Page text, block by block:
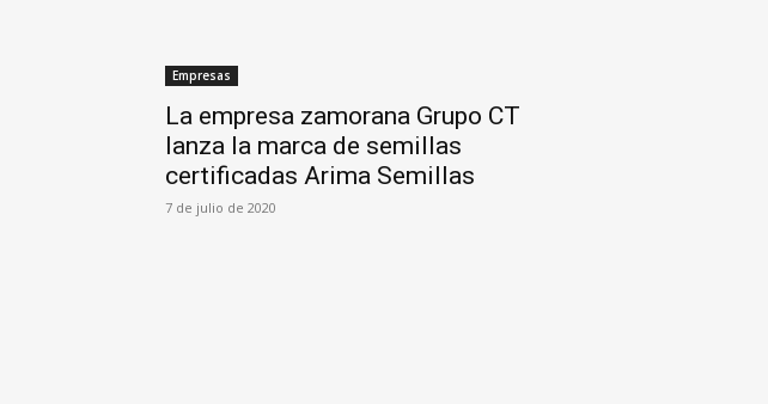
Empresas
La empresa zamorana Grupo CT
lanza la marca de semillas
certificadas Arima Semillas
7 de julio de 2020